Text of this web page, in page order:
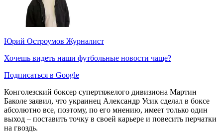
Юрий Остроумов Журналист
Хочешь видеть наши футбольные новости чаще?
Подписаться в Google
Конголезский боксер супертяжелого дивизиона Мартин
Баколе заявил, что украинец Александр Усик сделал в боксе
абсолютно все, поэтому, по его мнению, имеет только один
выход – поставить точку в своей карьере и повесить перчатки
на гвоздь.